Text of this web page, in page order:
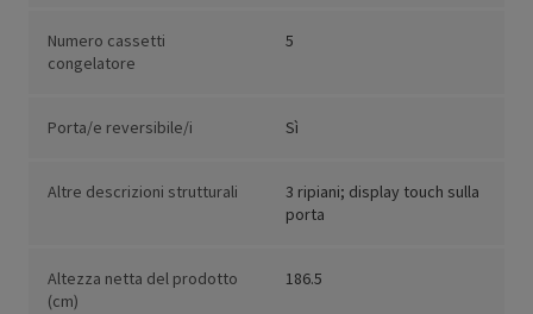
Numero cassetti
congelatore
5
Porta/e reversibile/i Sì
Altre descrizioni strutturali
3 ripiani; display touch sulla
porta
Altezza netta del prodotto
(cm)
186.5